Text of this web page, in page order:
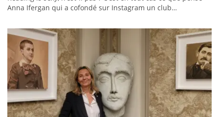
Anna Ifergan qui a cofondé sur Instagram un club…